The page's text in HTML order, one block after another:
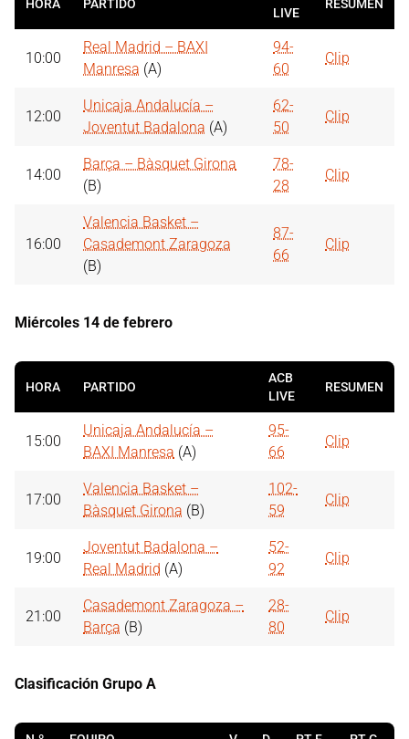
HORA PARTIDO
LIVE
RESUMEN
10:00
Real Madrid – BAXI
Manresa (A)
94-
60
Clip
12:00
Unicaja Andalucía –
Joventut Badalona (A)
62-
50
Clip
14:00
Barça – Bàsquet Girona
(B)
78-
28
Clip
16:00
Valencia Basket –
Casademont Zaragoza
(B)
87-
66
Clip
Miércoles 14 de febrero
HORA PARTIDO
ACB
LIVE
RESUMEN
15:00
Unicaja Andalucía –
BAXI Manresa (A)
95-
66
Clip
17:00
Valencia Basket –
Bàsquet Girona (B)
102-
59
Clip
19:00
Joventut Badalona –
Real Madrid (A)
52-
92
Clip
21:00
Casademont Zaragoza –
Barça (B)
28-
80
Clip
Clasificación Grupo A